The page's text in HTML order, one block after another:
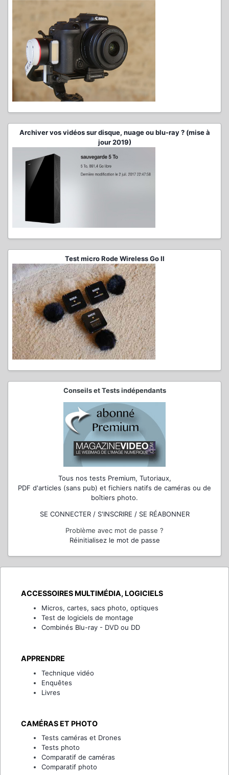
Archiver vos vidéos sur disque, nuage ou blu-ray ? (mise à
jour 2019)
Test micro Rode Wireless Go II
Conseils et Tests indépendants
Tous nos tests Premium, Tutoriaux,
PDF d'articles (sans pub) et fichiers natifs de caméras ou de
boîtiers photo.
SE CONNECTER / S'INSCRIRE / SE RÉABONNER
Problème avec mot de passe ?
Réinitialisez le mot de passe
ACCESSOIRES MULTIMÉDIA, LOGICIELS
Micros, cartes, sacs photo, optiques
Test de logiciels de montage
Combinés Blu-ray - DVD ou DD
APPRENDRE
Technique vidéo
Enquêtes
Livres
CAMÉRAS ET PHOTO
Tests caméras et Drones
Tests photo
Comparatif de caméras
Comparatif photo